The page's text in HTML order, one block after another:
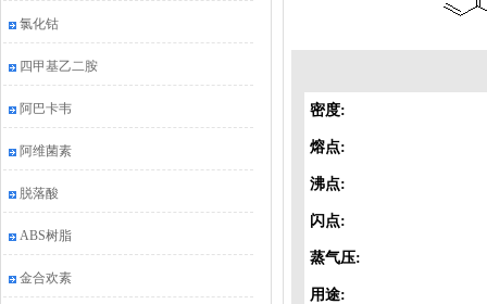
氯化钴
四甲基乙二胺
阿巴卡韦
阿维菌素
脱落酸
ABS树脂
金合欢素
密度:
熔点:
沸点:
闪点:
蒸气压:
用途: